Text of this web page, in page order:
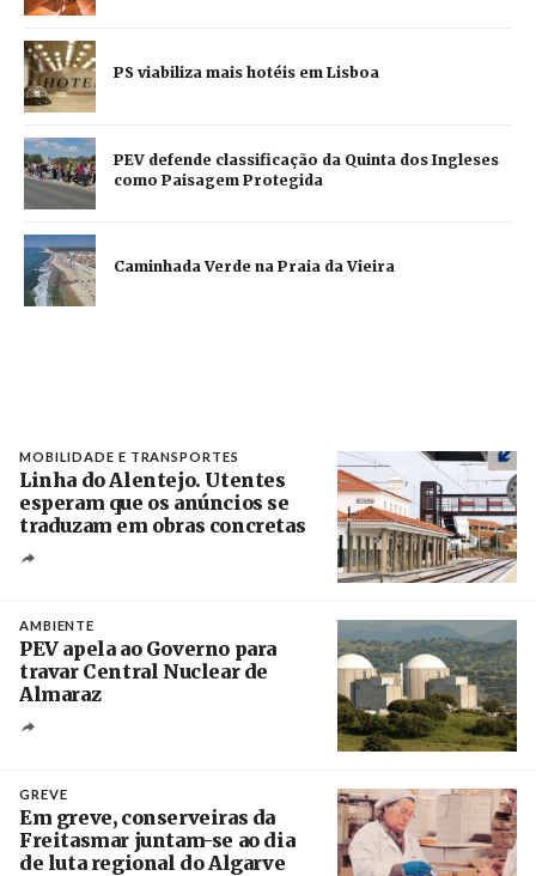
PS viabiliza mais hotéis em Lisboa
PEV defende classificação da Quinta dos Ingleses
como Paisagem Protegida
Caminhada Verde na Praia da Vieira
MOBILIDADE E TRANSPORTES
Linha do Alentejo. Utentes
esperam que os anúncios se
traduzam em obras concretas
AMBIENTE
PEV apela ao Governo para
travar Central Nuclear de
Almaraz
GREVE
Em greve, conserveiras da
Freitasmar juntam-se ao dia
de luta regional do Algarve